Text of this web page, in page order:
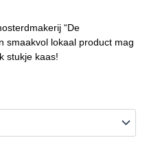
“De
smaakvol lokaal product mag
stukje kaas!